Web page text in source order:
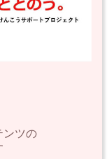
ンツの